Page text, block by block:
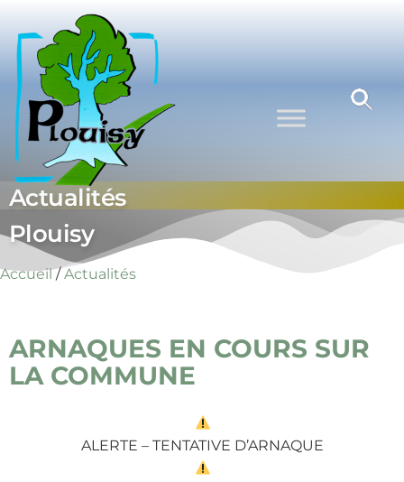
Commune
de Plouisy
Actualités
Plouisy
Accueil/Actualités
ARNAQUES EN COURS SUR
LA COMMUNE
ALERTE – TENTATIVE D’ARNAQUE